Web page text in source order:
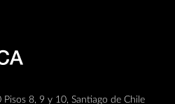
8, 9 y 10, Santiago de Chile